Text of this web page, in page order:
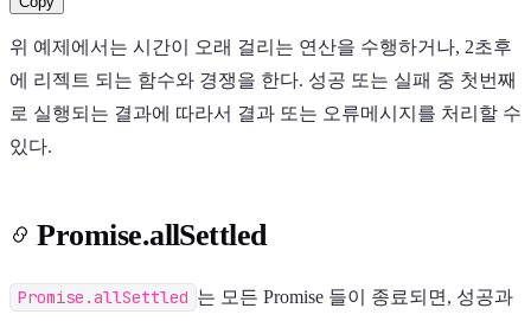
위 예제에서는 시간이 오래 걸리는 연산을 수행하거나, 2초후
에 리젝트 되는 함수와 경쟁을 한다. 성공 또는 실패 중 첫번째
로 실행되는 결과에 따라서 결과 또는 오류메시지를 처리할 수
있다.
Promise.allSettled
Promise.allSettled 는 모든 Promise 들이 종료되면, 성공과